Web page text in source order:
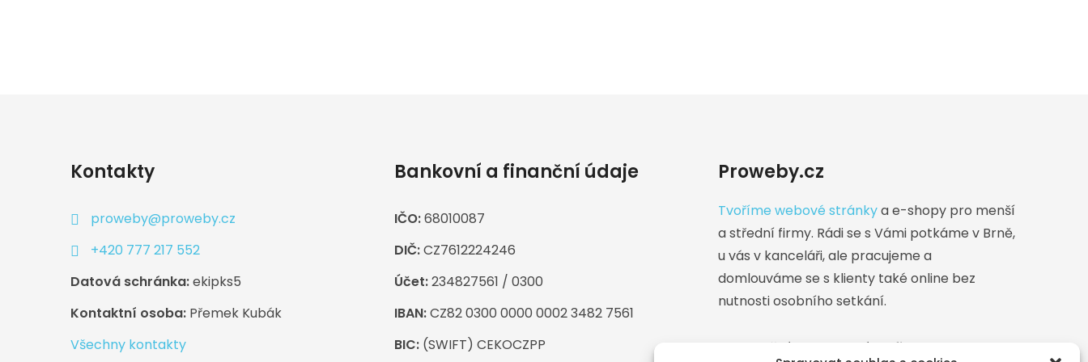
Kontakty
proweby@proweby.cz
+420 777 217 552
Datová schránka:ekipks5
Kontaktní osoba: Přemek Kubák
Všechny kontakty
Bankovní a finanční údaje
IČO:68010087
DIČ:CZ7612224246
Účet:234827561 / 0300
IBAN:CZ82 0300 0000 0002 3482 7561
BIC: (SWIFT) CEKOCZPP
Proweby.cz
Tvoříme webové stránkya e-shopy pro menší
a střední firmy. Rádi se s Vámi potkáme v Brně,
u vás v kanceláři, ale pracujeme a
domlouváme se s klienty také online bez
nutnosti osobního setkání.
Fakturační adresa a sídlo firmy: